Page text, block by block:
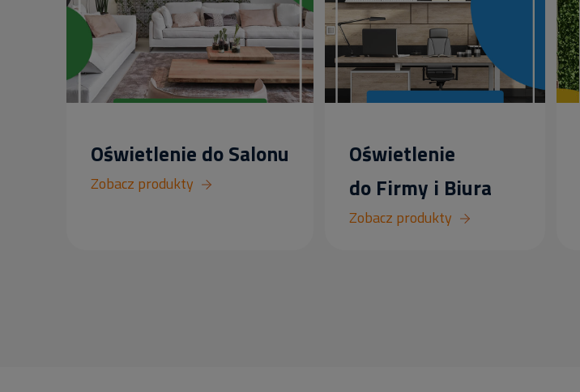
Oświetlenie do Salonu
Zobacz produkty
Oświetlenie
do Firmy i Biura
Zobacz produkty